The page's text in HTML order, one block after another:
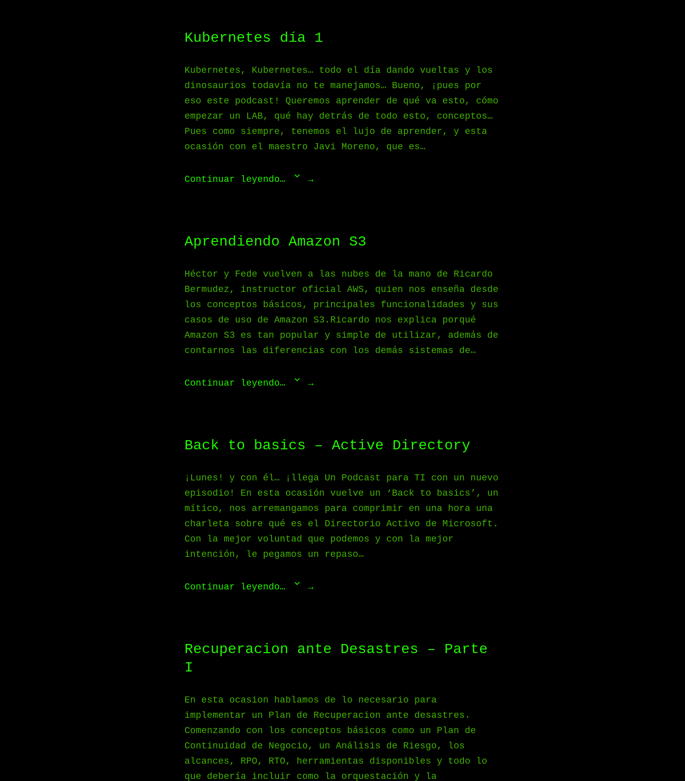
Kubernetes día 1
Kubernetes, Kubernetes… todo el día dando vueltas y los
dinosaurios todavía no te manejamos… Bueno, ¡pues por
eso este podcast! Queremos aprender de qué va esto, cómo
empezar un LAB, qué hay detrás de todo esto, conceptos…
Pues como siempre, tenemos el lujo de aprender, y esta
ocasión con el maestro Javi Moreno, que es…
Continuar leyendo…
Aprendiendo Amazon S3
Héctor y Fede vuelven a las nubes de la mano de Ricardo
Bermudez, instructor oficial AWS, quien nos enseña desde
los conceptos básicos, principales funcionalidades y sus
casos de uso de Amazon S3.Ricardo nos explica porqué
Amazon S3 es tan popular y simple de utilizar, además de
contarnos las diferencias con los demás sistemas de…
Continuar leyendo…
Back to basics – Active Directory
¡Lunes! y con él… ¡llega Un Podcast para TI con un nuevo
episodio! En esta ocasión vuelve un ‘Back to basics’, un
mítico, nos arremangamos para comprimir en una hora una
charleta sobre qué es el Directorio Activo de Microsoft.
Con la mejor voluntad que podemos y con la mejor
intención, le pegamos un repaso…
Continuar leyendo…
Recuperacion ante Desastres – Parte
I
En esta ocasion hablamos de lo necesario para
implementar un Plan de Recuperacion ante desastres.
Comenzando con los conceptos básicos como un Plan de
Continuidad de Negocio, un Análisis de Riesgo, los
alcances, RPO, RTO, herramientas disponibles y todo lo
que debería incluir como la orquestación y la